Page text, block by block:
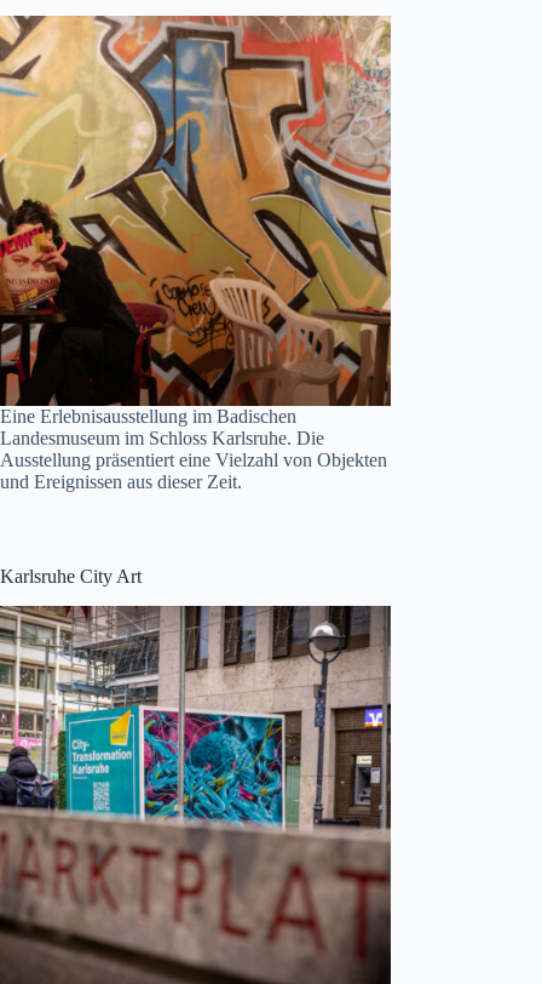
Eine Erlebnisausstellung im Badischen
Landesmuseum im Schloss Karlsruhe. Die
Ausstellung präsentiert eine Vielzahl von Objekten
und Ereignissen aus dieser Zeit.
Karlsruhe City Art